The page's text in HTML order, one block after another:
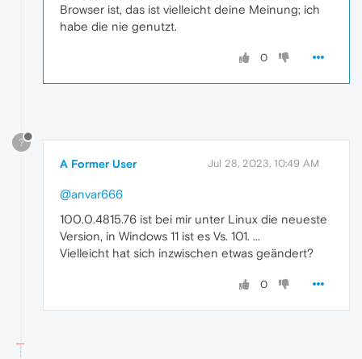
Browser ist, das ist vielleicht deine Meinung; ich
habe die nie genutzt.
0
?
A Former User Jul 28, 2023, 10:49 AM
@anvar666
100.0.4815.76 ist bei mir unter Linux die neueste
Version, in Windows 11 ist es Vs. 101. ...
Vielleicht hat sich inzwischen etwas geändert?
0